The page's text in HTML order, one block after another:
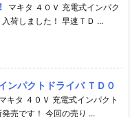
マキタ ４０Ｖ 充電式インパク
荷しました！ 早速ＴＤ ...
ンパクトドライバ ＴＤ０
マキタ ４０Ｖ 充電式インパクト
売です！ 今回の売り ...